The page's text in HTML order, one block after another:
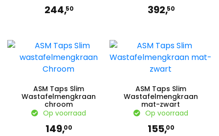
244,50 392,50
ASM Taps Slim
Wastafelmengkraan
chroom
Op voorraad
149,00
ASM Taps Slim
Wastafelmengkraan
mat-zwart
Op voorraad
155,00